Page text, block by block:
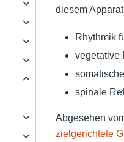
diesem
Rhythmik
vegetative
spinale
Abgesehen
zielgerichtete